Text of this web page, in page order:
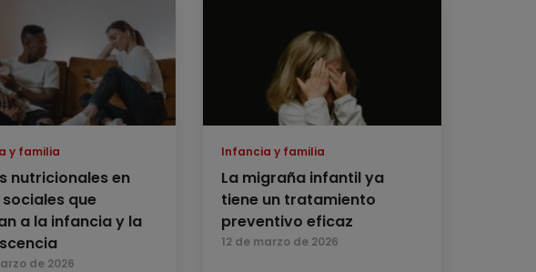
y familia
nutricionales en
que
a la infancia y la
de 2026
Infancia y familia
La migraña infantil ya
tiene un tratamiento
preventivo eficaz
12 de marzo de 2026